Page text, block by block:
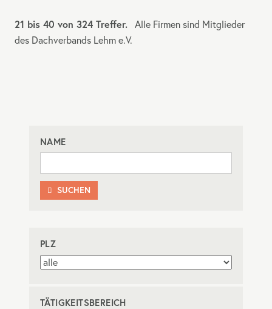
21 bis 40 von 324 Treffer. Alle Firmen sind Mitglieder
des Dachverbands Lehm e.V.
NAME
 SUCHEN
PLZ
TÄTIGKEITSBEREICH